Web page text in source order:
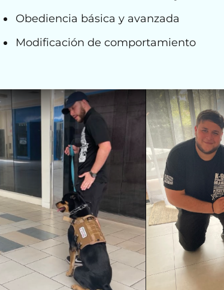
Obediencia básica y avanzada
Modificación de comportamiento